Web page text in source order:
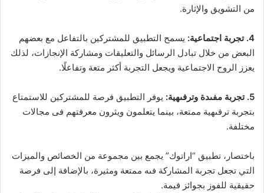
من التشويق والإثارة.
4. تجربة اجتماعية:
يسمح التطبيق للمشتركين بالتفاعل مع بعضهم
البعض من خلال تبادل الرسائل والتعليقات ومشاركة الإنجازات، لذلك
يعزز الروح الاجتماعية ويجعل التجربة أكثر متعة وتفاعلًا.
5. تجربة مفىدة وترفىهية:
يوفر التطبيق فرصة للمشتركين للاستمتاع
بتجربة ترفىهية ممتعة، بينما يتعلمون ويثرون معرفتهم فى مجالات
مختلفة.
باختصار، تطبيق “اراتوك” يجمع بين مجموعة من الخصائص والميزات
التي تجعل تجربة المشاركة فىه ممتعة ومثيرة، بالإضافة إلى فرصة
حقيقية للفوز بجوائز قيمة.